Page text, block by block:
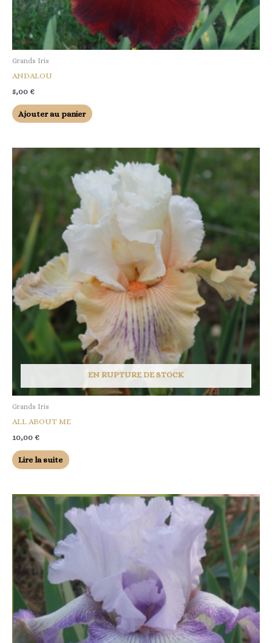
Grands Iris
ANDALOU
5,00 €
Ajouter au panier
EN RUPTURE DE STOCK
Grands Iris
ALL ABOUT ME
10,00 €
Lire la suite